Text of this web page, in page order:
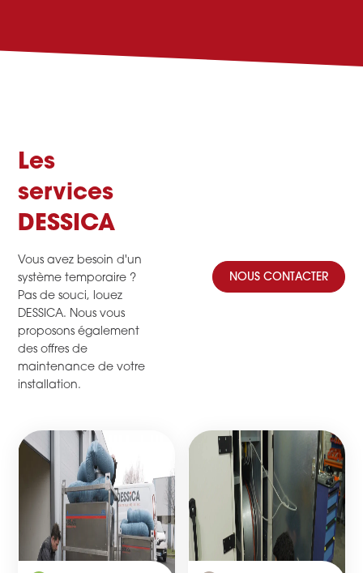
Les
services
DESSICA
Vous avez besoin d'un
système temporaire ?
Pas de souci, louez
DESSICA. Nous vous
proposons également
des offres de
maintenance de votre
installation.
NOUS CONTACTER